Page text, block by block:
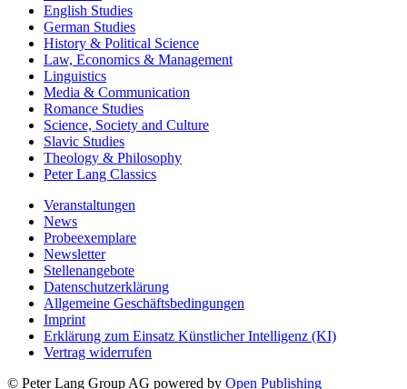
English Studies
German Studies
History & Political Science
Law, Economics & Management
Linguistics
Media & Communication
Romance Studies
Science, Society and Culture
Slavic Studies
Theology & Philosophy
Peter Lang Classics
Veranstaltungen
News
Probeexemplare
Newsletter
Stellenangebote
Datenschutzerklärung
Allgemeine Geschäftsbedingungen
Imprint
Erklärung zum Einsatz Künstlicher Intelligenz (KI)
Vertrag widerrufen
© Peter Lang Group AG powered by Open Publishing